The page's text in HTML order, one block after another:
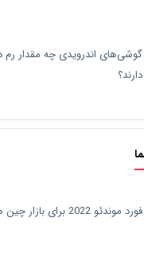
دارند؟
فورد موندئو 2022 برای بازار چین معرفی شد